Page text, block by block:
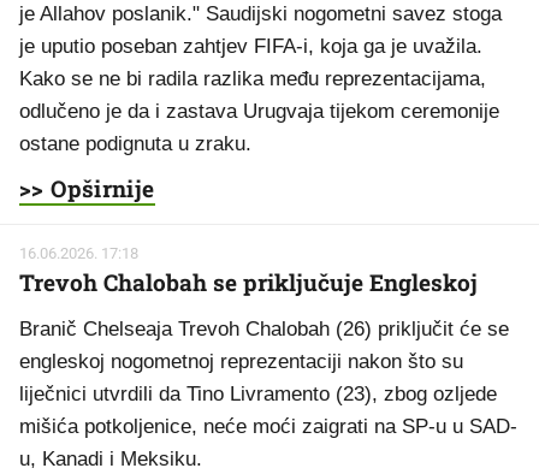
je Allahov poslanik." Saudijski nogometni savez stoga
je uputio poseban zahtjev FIFA-i, koja ga je uvažila.
Kako se ne bi radila razlika među reprezentacijama,
odlučeno je da i zastava Urugvaja tijekom ceremonije
ostane podignuta u zraku.
>> Opširnije
16.06.2026. 17:18
Trevoh Chalobah se priključuje Engleskoj
Branič Chelseaja Trevoh Chalobah (26) priključit će se
engleskoj nogometnoj reprezentaciji nakon što su
liječnici utvrdili da Tino Livramento (23), zbog ozljede
mišića potkoljenice, neće moći zaigrati na SP-u u SAD-
u, Kanadi i Meksiku.